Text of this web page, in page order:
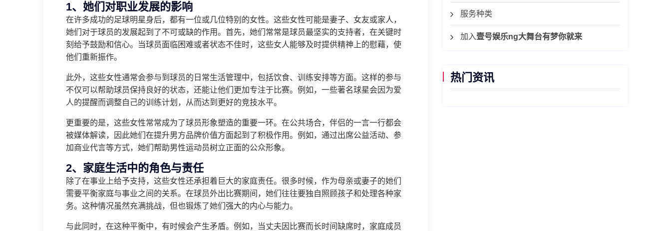
1、她们对职业发展的影响
在许多成功的足球明星身后，都有一位或几位特别的女性。这些女性可能是妻子、女友或家人，
她们对于球员的发展起到了不可或缺的作用。首先，她们常常是球员最坚实的支持者，在关键时
刻给予鼓励和信心。当球员面临困难或者状态不佳时，这些女人能够及时提供精神上的慰藉，使
他们重新振作。
此外，这些女性通常会参与到球员的日常生活管理中，包括饮食、训练安排等方面。这样的参与
不仅可以帮助球员保持良好的状态，还能让他们更加专注于比赛。例如，一些著名球星会因为爱
人的提醒而调整自己的训练计划，从而达到更好的竞技水平。
更重要的是，这些女性常常成为了球员形象塑造的重要一环。在公共场合，伴侣的一言一行都会
被媒体解读，因此她们在提升男方品牌价值方面起到了积极作用。例如，通过出席公益活动、参
加商业代言等方式，她们帮助男性运动员树立正面的公众形象。
2、家庭生活中的角色与责任
除了在事业上给予支持，这些女性还承担着巨大的家庭责任。很多时候，作为母亲或妻子的她们
需要平衡家庭与事业之间的关系。在球员外出比赛期间，她们往往要独自照顾孩子和处理各种家
务。这种情况虽然充满挑战，但也锻炼了她们强大的内心与能力。
与此同时，在这种平衡中，有时候会产生矛盾。例如，当丈夫因比赛而长时间缺席时，家庭成员
服务种类
加入壹号娱乐ng大舞台有梦你就来
热门资讯